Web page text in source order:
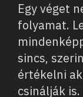
Egy véget
folyamat.
sincs,
értékelni
csinálják